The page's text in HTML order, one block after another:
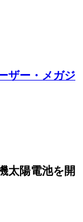
ザー・メガジ
太陽電池を開